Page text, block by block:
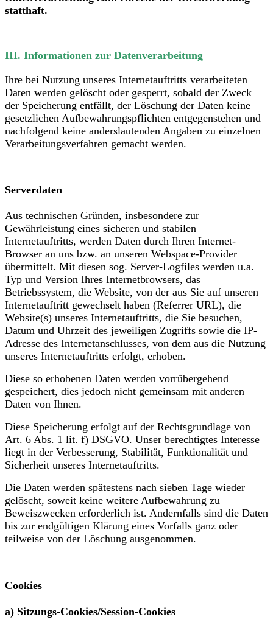
statthaft.
III. Informationen zur Datenverarbeitung
Ihre bei Nutzung unseres Internetauftritts verarbeiteten
Daten werden gelöscht oder gesperrt, sobald der Zweck
der Speicherung entfällt, der Löschung der Daten keine
gesetzlichen Aufbewahrungspflichten entgegenstehen und
nachfolgend keine anderslautenden Angaben zu einzelnen
Verarbeitungsverfahren gemacht werden.
Serverdaten
Aus technischen Gründen, insbesondere zur
Gewährleistung eines sicheren und stabilen
Internetauftritts, werden Daten durch Ihren Internet-
Browser an uns bzw. an unseren Webspace-Provider
übermittelt. Mit diesen sog. Server-Logfiles werden u.a.
Typ und Version Ihres Internetbrowsers, das
Betriebssystem, die Website, von der aus Sie auf unseren
Internetauftritt gewechselt haben (Referrer URL), die
Website(s) unseres Internetauftritts, die Sie besuchen,
Datum und Uhrzeit des jeweiligen Zugriffs sowie die IP-
Adresse des Internetanschlusses, von dem aus die Nutzung
unseres Internetauftritts erfolgt, erhoben.
Diese so erhobenen Daten werden vorrübergehend
gespeichert, dies jedoch nicht gemeinsam mit anderen
Daten von Ihnen.
Diese Speicherung erfolgt auf der Rechtsgrundlage von
Art. 6 Abs. 1 lit. f) DSGVO. Unser berechtigtes Interesse
liegt in der Verbesserung, Stabilität, Funktionalität und
Sicherheit unseres Internetauftritts.
Die Daten werden spätestens nach sieben Tage wieder
gelöscht, soweit keine weitere Aufbewahrung zu
Beweiszwecken erforderlich ist. Andernfalls sind die Daten
bis zur endgültigen Klärung eines Vorfalls ganz oder
teilweise von der Löschung ausgenommen.
Cookies
a) Sitzungs-Cookies/Session-Cookies